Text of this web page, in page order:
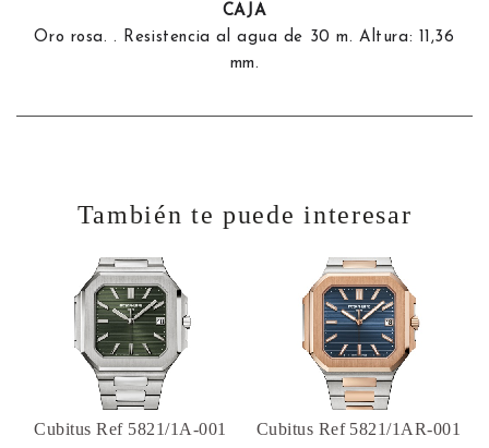
CAJA
Oro rosa. . Resistencia al agua de 30 m. Altura: 11,36
mm.
También te puede interesar
Cubitus Ref 5821/1A-001 Cubitus Ref 5821/1AR-001